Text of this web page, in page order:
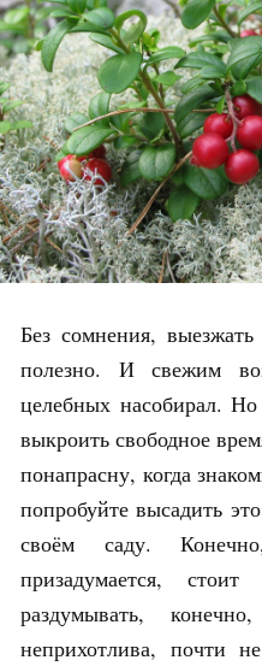
Без сомнения,
полезно. И свежим
целебных насобирал. Но
выкроить свободное
понапрасну, когда
попробуйте высадить
своём саду.
призадумается,
раздумывать,
неприхотлива, почти